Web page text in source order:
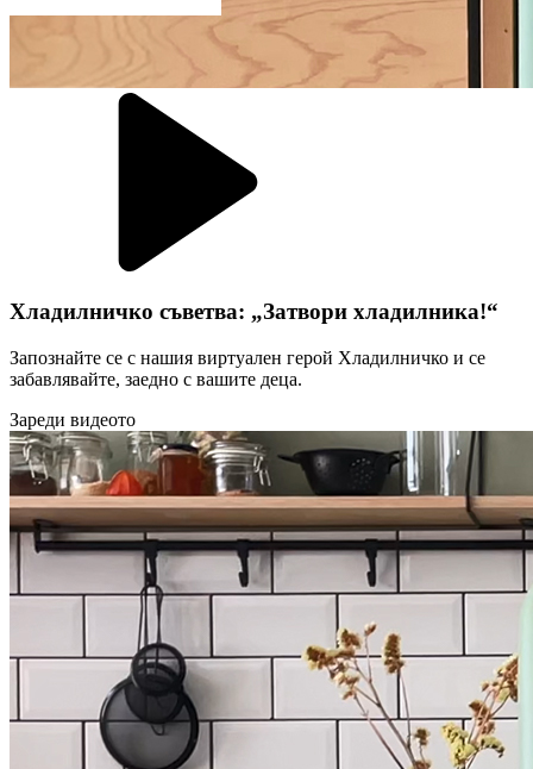
Хладилничко съветва: „Затвори хладилника!“
Запознайте се с нашия виртуален герой Хладилничко и се
забавлявайте, заедно с вашите деца.
Зареди видеото